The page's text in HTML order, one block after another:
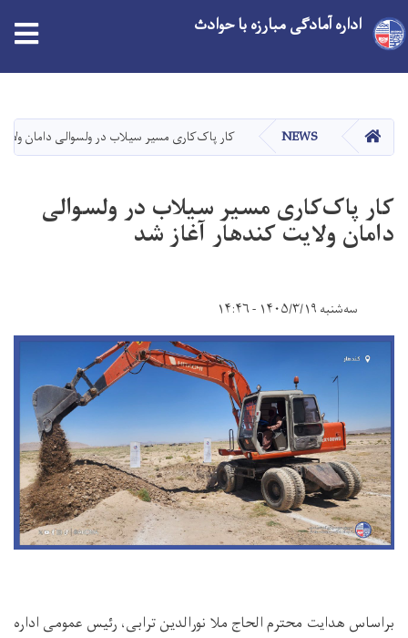
main
content
اداره آمادگی مبارزه با حوادث
HOME
NEWS کار پاک‌کاری مسیر سیلاب در ولسوالی دامان
کار پاک‌کاری مسیر سیلاب در ولسوالی
دامان ولایت کندهار آغاز شد
سه‌شنبه ۱۴۰۵/۳/۱۹ - ۱۴:۴۶
براساس هدایت محترم الحاج ملا نورالدین ترابی، رئیس عمومی اداره